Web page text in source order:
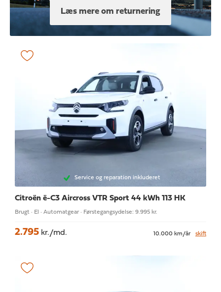
Læs mere om returnering
Service og reparation inkluderet
Citroën ë-C3 Aircross VTR Sport 44 kWh 113 HK
Brugt · El · Automatgear · Førstegangsydelse: 9.995 kr.
2.795 kr./md. 10.000 km/år skift